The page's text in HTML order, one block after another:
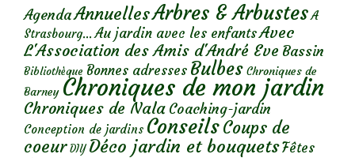
AgendaAnnuellesArbres & Arbustes A
Strasbourg... Au jardin avec les enfantsAvec
L'Association des Amis d'André Eve Bassin
Bibliothèque Bonnes adresses Bulbes Chroniques de
Barney Chroniques de mon jardin
Chroniques de Nala Coaching-jardin
Conception de jardins ConseilsCoups de
coeur DIY Déco jardin et bouquetsFêtes